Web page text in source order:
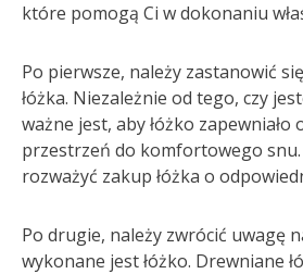
które pomogą Ci w dokonaniu
Po pierwsze, należy zastanowić
łóżka. Niezależnie od tego, czy
ważne jest, aby łóżko zapewniało
przestrzeń do komfortowego
rozważyć zakup łóżka o
Po drugie, należy zwrócić uwagę
wykonane jest łóżko. Drewniane